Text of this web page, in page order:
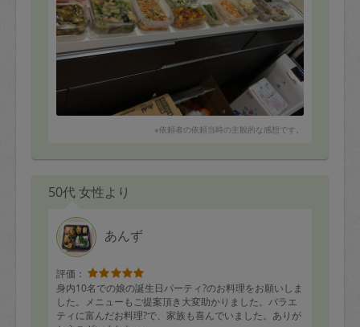
※依頼者の依頼当時の主観的な感想です。
50代 女性より
あんず
評価：
身内10名での娘の誕生日パーティ?のお料理をお願いしま
した。メニューもご提案頂き大変助かりました。バラエ
ティに富んだお料理?で、家族も喜んでいました。ありが